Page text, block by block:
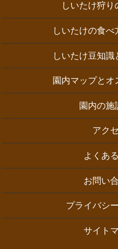
しいたけ狩
しいたけの食
しいたけ豆知
園内マップとオ
園内の施
アク
よくあ
お問い
プライバシ
サイト